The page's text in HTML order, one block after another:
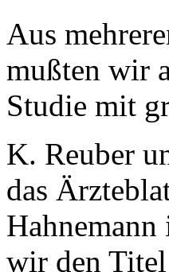
Aus
mußten wir
Studie mit
K. Reuber
das
wir den